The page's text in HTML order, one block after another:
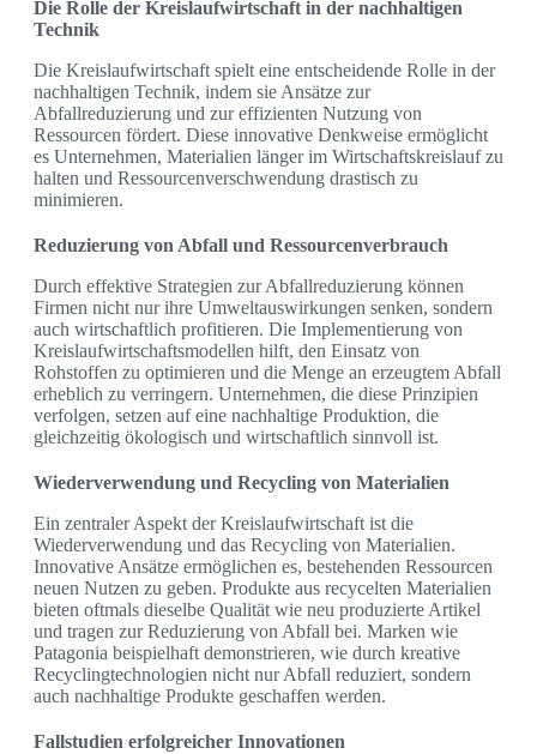
Die Rolle der Kreislaufwirtschaft in der nachhaltigen
Technik
Die Kreislaufwirtschaft spielt eine entscheidende Rolle in der
nachhaltigen Technik, indem sie Ansätze zur
Abfallreduzierung und zur effizienten Nutzung von
Ressourcen fördert. Diese innovative Denkweise ermöglicht
es Unternehmen, Materialien länger im Wirtschaftskreislauf zu
halten und Ressourcenverschwendung drastisch zu
minimieren.
Reduzierung von Abfall und Ressourcenverbrauch
Durch effektive Strategien zur Abfallreduzierung können
Firmen nicht nur ihre Umweltauswirkungen senken, sondern
auch wirtschaftlich profitieren. Die Implementierung von
Kreislaufwirtschaftsmodellen hilft, den Einsatz von
Rohstoffen zu optimieren und die Menge an erzeugtem Abfall
erheblich zu verringern. Unternehmen, die diese Prinzipien
verfolgen, setzen auf eine nachhaltige Produktion, die
gleichzeitig ökologisch und wirtschaftlich sinnvoll ist.
Wiederverwendung und Recycling von Materialien
Ein zentraler Aspekt der Kreislaufwirtschaft ist die
Wiederverwendung und das Recycling von Materialien.
Innovative Ansätze ermöglichen es, bestehenden Ressourcen
neuen Nutzen zu geben. Produkte aus recycelten Materialien
bieten oftmals dieselbe Qualität wie neu produzierte Artikel
und tragen zur Reduzierung von Abfall bei. Marken wie
Patagonia beispielhaft demonstrieren, wie durch kreative
Recyclingtechnologien nicht nur Abfall reduziert, sondern
auch nachhaltige Produkte geschaffen werden.
Fallstudien erfolgreicher Innovationen